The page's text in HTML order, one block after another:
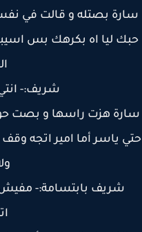
بصتله و قالت في
ليا اه بكرهك بس اسيبك
شريف:- انتي
هزت راسها و بصت
ياسر أما امير اتجه وقف
شريف بابتسامة:- مفيش